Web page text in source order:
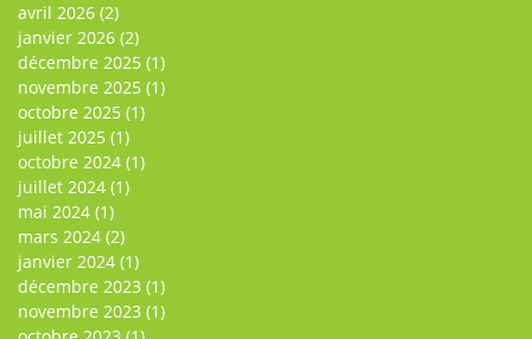
avril 2026 (2)
janvier 2026 (2)
décembre 2025 (1)
novembre 2025 (1)
octobre 2025 (1)
juillet 2025 (1)
octobre 2024 (1)
juillet 2024 (1)
mai 2024 (1)
mars 2024 (2)
janvier 2024 (1)
décembre 2023 (1)
novembre 2023 (1)